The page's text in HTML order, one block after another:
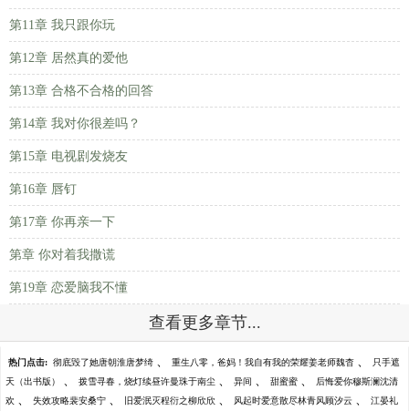
第11章 我只跟你玩
第12章 居然真的爱他
第13章 合格不合格的回答
第14章 我对你很差吗？
第15章 电视剧发烧友
第16章 唇钉
第17章 你再亲一下
第章 你对着我撒谎
第19章 恋爱脑我不懂
查看更多章节...
热门点击: 彻底毁了她唐朝淮唐梦绮 、 重生八零，爸妈！我自有我的荣耀姜老师魏杳 、 只手遮
天（出书版） 、 拨雪寻春，烧灯续昼许曼珠于南尘 、 异间 、 甜蜜蜜 、 后悔爱你穆斯澜沈清
欢 、 失效攻略裴安桑宁 、 旧爱泯灭程衍之柳欣欣 、 风起时爱意散尽林青风顾汐云 、 江晏礼